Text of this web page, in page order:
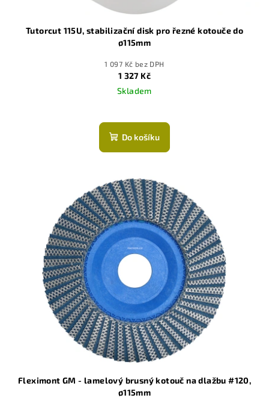
Tutorcut 115U, stabilizační disk pro řezné kotouče do
ø115mm
1 097 Kč bez DPH
1 327 Kč
Skladem
Do košíku
Fleximont GM - lamelový brusný kotouč na dlažbu #120,
ø115mm